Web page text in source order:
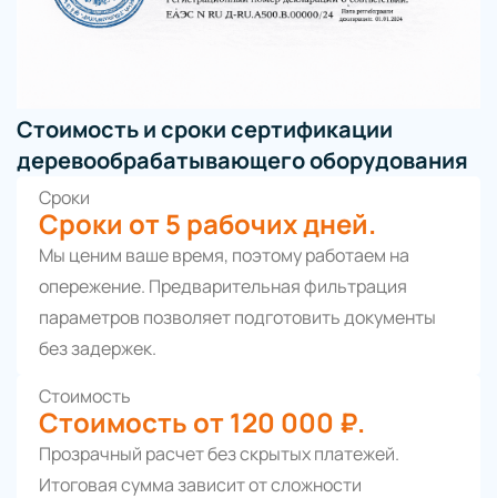
Стоимость и сроки сертификации
деревообрабатывающего оборудования
Сроки
Сроки от 5 рабочих дней.
Мы ценим ваше время, поэтому работаем на
опережение. Предварительная фильтрация
параметров позволяет подготовить документы
без задержек.
Стоимость
Стоимость от 120 000 ₽.
Прозрачный расчет без скрытых платежей.
Итоговая сумма зависит от сложности